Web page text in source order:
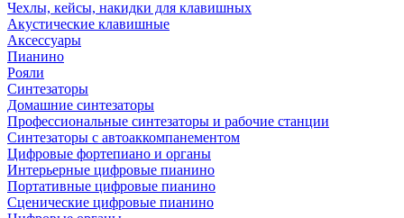
Чехлы, кейсы, накидки для клавишных
Акустические клавишные
Аксессуары
Пианино
Рояли
Синтезаторы
Домашние синтезаторы
Профессиональные синтезаторы и рабочие станции
Синтезаторы с автоаккомпанементом
Цифровые фортепиано и органы
Интерьерные цифровые пианино
Портативные цифровые пианино
Сценические цифровые пианино